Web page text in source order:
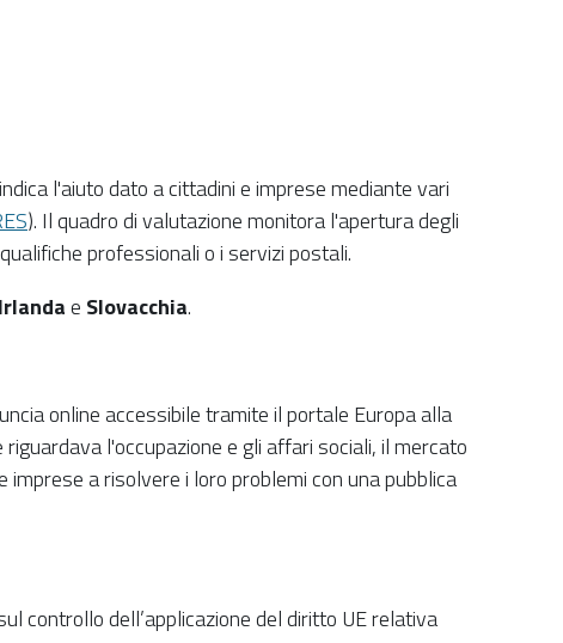
l'aiuto dato a cittadini e imprese mediante vari
). Il quadro di valutazione monitora l'apertura degli
professionali o i servizi postali.
e Slovacchia.
online accessibile tramite il portale Europa alla
l'occupazione e gli affari sociali, il mercato
imprese a risolvere i loro problemi con una pubblica
controllo dell’applicazione del diritto UE relativa